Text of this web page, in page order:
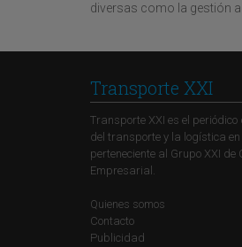
diversas como la gestión
Transporte XXI
Transporte XXI es el periódico
del transporte y la logística
perteneciente al Grupo XXI de
Empresarial.
Quienes somos
Contacto
Publicidad